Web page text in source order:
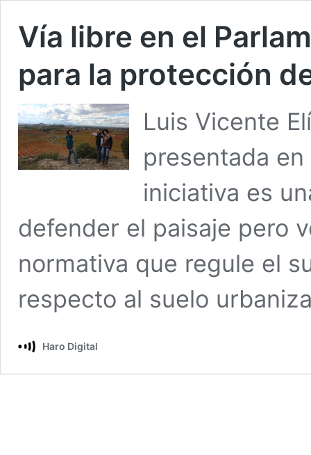
Vía libre en el
para la protección
Luis Vicente
presentada
iniciativa es
defender el paisaje pero
normativa que regule el
respecto al suelo
Haro Digital